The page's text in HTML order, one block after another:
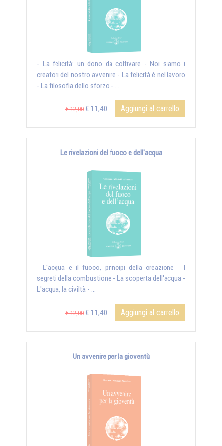
- La felicità: un dono da coltivare - Noi siamo i
creatori del nostro avvenire - La felicità è nel lavoro
- La filosofia dello sforzo - ...
€ 12,00 € 11,40 Aggiungi al carrello
Le rivelazioni del fuoco e dell'acqua
- L'acqua e il fuoco, principi della creazione - I
segreti della combustione - La scoperta dell'acqua -
L'acqua, la civiltà - ...
€ 12,00 € 11,40 Aggiungi al carrello
Un avvenire per la gioventù